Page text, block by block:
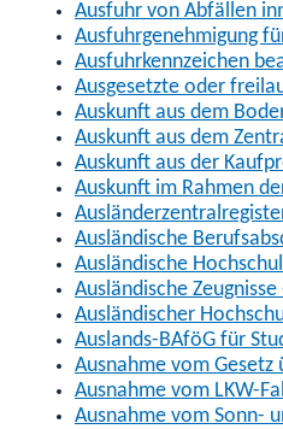
Ausfuhr von Abfällen
Ausfuhrgenehmigung
Ausfuhrkennzeichen
Ausgesetzte oder
Auskunft aus dem
Auskunft aus dem
Auskunft aus der
Auskunft im Rahmen
Ausländische
Ausländische
Ausländische
Ausländischer
Auslands-BAföG für
Ausnahme vom Gesetz
Ausnahme vom LKW-
Ausnahme vom Sonn-